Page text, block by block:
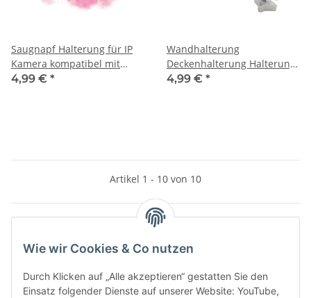
Wie wir Cookies & Co nutzen
Durch Klicken auf „Alle akzeptieren“ gestatten Sie den
Einsatz folgender Dienste auf unserer Website: YouTube,
Saugnapf Halterung für IP
Kamera kompatibel mit
Wyze Cam Ring Eufy Arlo
4,99 € *
Wandhalterung
Deckenhalterung Halterung
für Netatmo Regensensor
4,99 € *
Artikel 1 - 10 von 10
Kategorien